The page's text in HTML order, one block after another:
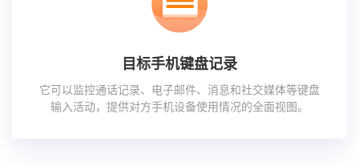
目标手机键盘记录
它可以监控通话记录、电子邮件、消息和社交媒体等键盘
输入活动，提供对方手机设备使用情况的全面视图。